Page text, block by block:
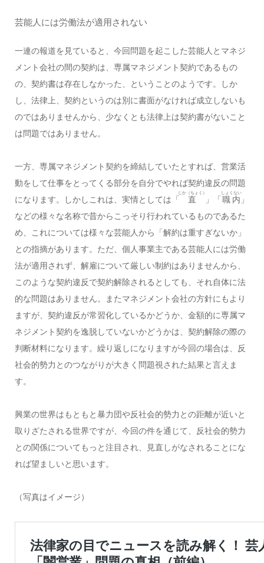
芸能人には労働法が適用されない
一連の報道を見ていると、今回問題を起こした芸能人とマネジ
メント会社の間の契約は、専属マネジメント契約であるもの
の、契約書は存在しなかった、ということのようです。しか
し、法律上、契約というのは別に書面がなければ成立しないも
のではありませんから、少なくとも法律上は契約書がないこと
は問題ではありません。
一方、専属マネジメント契約を締結していたとすれば、営業活
動をして仕事をとってくる部分を自分でやれば契約違反の問題
になります。しかしこれは、実情としては「
直
じか（ちょく）
」「 職内
しょくない
」
などの様々な名称で昔からこっそり行われているものであるた
め、これについては様々な芸能人から「解約は重すぎないか」
との指摘があります。ただ、個人事業主である芸能人には労働
法が適用されず、解雇について厳しい制約はありませんから、
このような契約違反で契約解除されるとしても、それ自体に法
的な問題はありません。またマネジメント会社の方針にもより
ますが、契約違反が常習化しているかどうか、金額的に専属マ
ネジメント契約を逸脱していないかどうかは、契約解除の際の
判断材料になります。繰り返しになりますが今回の場合は、反
社会的勢力とのつながりが大きく問題視された結果と言えま
す。
興業の世界はもともと暴力団や反社会的勢力との距離が近いと
取りざたされる世界ですが、今回の件を通じて、反社会的勢力
との関係についてもっと注目され、見直しがなされることにな
れば望ましいと思います。
（写真はイメージ）